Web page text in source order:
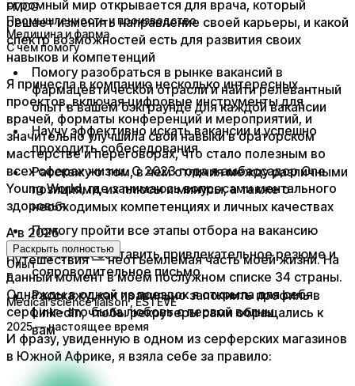
огромный мир открывается для врача, который
решает изменить направление своей карьеры, и какой
спектр возможностей есть для развития своих
навыков и компетенций ​
​Я принесла в компанию несколько интересных
проектов, включая цифровые инструменты для
врачей, форматы конференций и мероприятий, и
значительно улучшила свои навыки в ораторском
мастерстве и переговорах, что стало полезным во
всех сферах жизни. С 2023 года я амбассадор One
Young World, где занимаюсь вопросами ментального
здоровья​.
А в 2025
​Путешествия — неотъемлемая часть моей жизни. На
данный момент в моем послужном списке 34 страны.
Однажды в одной из поездок я открыла для себя
серфинг- это была любовь с первой волны​
​И фразу, увиденную в одном из серферских магазинов
в Южной Африке, я взяла себе за правило:
FMCG
Промышленность и производство
Медицина и фарма
С чем помогу
Помогу разобраться в рынке вакансий в
фармацевтической отрасли и найти релевантный
опыт в вашем бэкграунде для каждой вакансии
Научу эффективно искать вакансии и успешно
проходить собеседования
Расскажу о том, в чем отличия между различными
позициями, их плюсы и минусы, а также о
необходимых компетенциях и личных качествах
Помогу пройти все этапы отбора на вакансию
Научу, как составить привлекательное резюме и
сопроводительное письмо
Расскажу, как правильно заполнить профиль в
LinkedIn, чтобы рекрутеры сами обращались к
вам
Раскрыть полностью
Опыт
E
Medical science liaison, ESTEVE
2025 — настоящее время